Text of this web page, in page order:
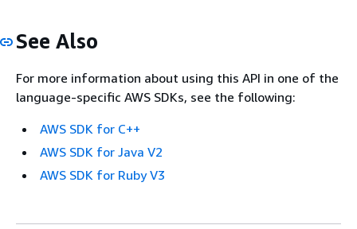
See Also
For more information about using this API in one of the
language-specific AWS SDKs, see the following:
AWS SDK for C++
AWS SDK for Java V2
AWS SDK for Ruby V3